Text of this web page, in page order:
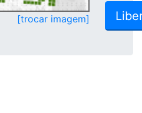
[trocar imagem]